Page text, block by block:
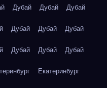
Дубай Дубай Дубай
Дубай Дубай Дубай
Дубай Дубай Дубай
Екатеринбург